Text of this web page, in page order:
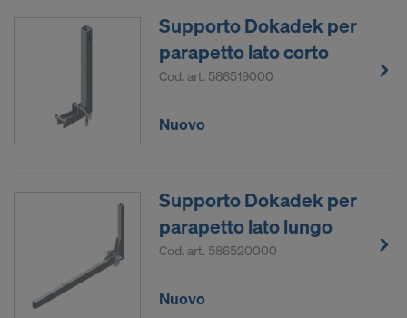
Supporto Dokadek per
parapetto lato corto
Cod. art. 586519000
Nuovo
Supporto Dokadek per
parapetto lato lungo
Cod. art. 586520000
Nuovo